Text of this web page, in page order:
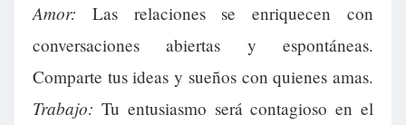
Amor: Las relaciones se enriquecen con
conversaciones abiertas y espontáneas.
Comparte tus ideas y sueños con quienes amas.
Trabajo: Tu entusiasmo será contagioso en el